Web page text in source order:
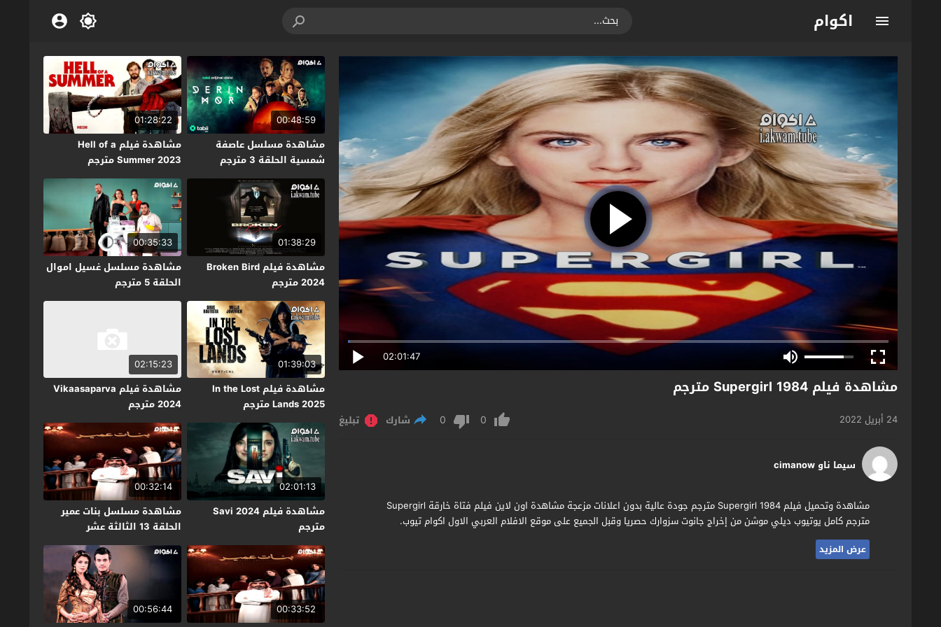
اكوام
02:01:47
مشاهدة فيلم Supergirl 1984 مترجم
24 أبريل 2022 0
0 شارك تبليغ
سيما ناو cimanow
مشاهدة وتحميل فيلم Supergirl 1984 مترجم جودة عالية بدون اعلانات مزعجة مشاهدة اون لاين فيلم فتاة خارقة Supergirl
مترجم كامل يوتيوب ديلي موشن من إخراج جانوت سزوارك حصريا وقبل الجميع على موقع الافلام العربي الاول اكوام تيوب.
عرض المزيد
00:48:59
مشاهدة مسلسل عاصفة
شمسية الحلقة 3 مترجم
01:28:22
مشاهدة فيلم Hell of a
Summer 2023 مترجم
01:38:29
مشاهدة فيلم Broken Bird
2024 مترجم
00:35:33
مشاهدة مسلسل غسيل اموال
الحلقة 5 مترجم
01:39:03
مشاهدة فيلم In the Lost
Lands 2025 مترجم
02:15:23
مشاهدة فيلم Vikaasaparva
2024 مترجم
02:01:13
مشاهدة فيلم Savi 2024
مترجم
00:32:14
مشاهدة مسلسل بنات عمير
الحلقة 13 الثالثة عشر
00:33:52
00:56:44